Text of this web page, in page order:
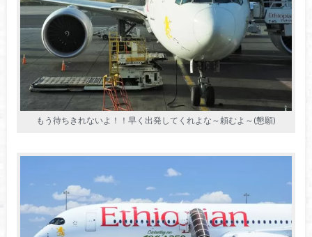
もう待ちきれないよ！！早く出発してくれよな～頼むよ～(懇願)